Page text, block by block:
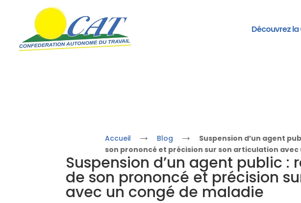
Découvrez la
Accueil → Blog →
Suspension d’un agent
son prononcé et précision sur son articulation avec
Suspension d’un agent public
de son prononcé et précision
avec un congé de maladie